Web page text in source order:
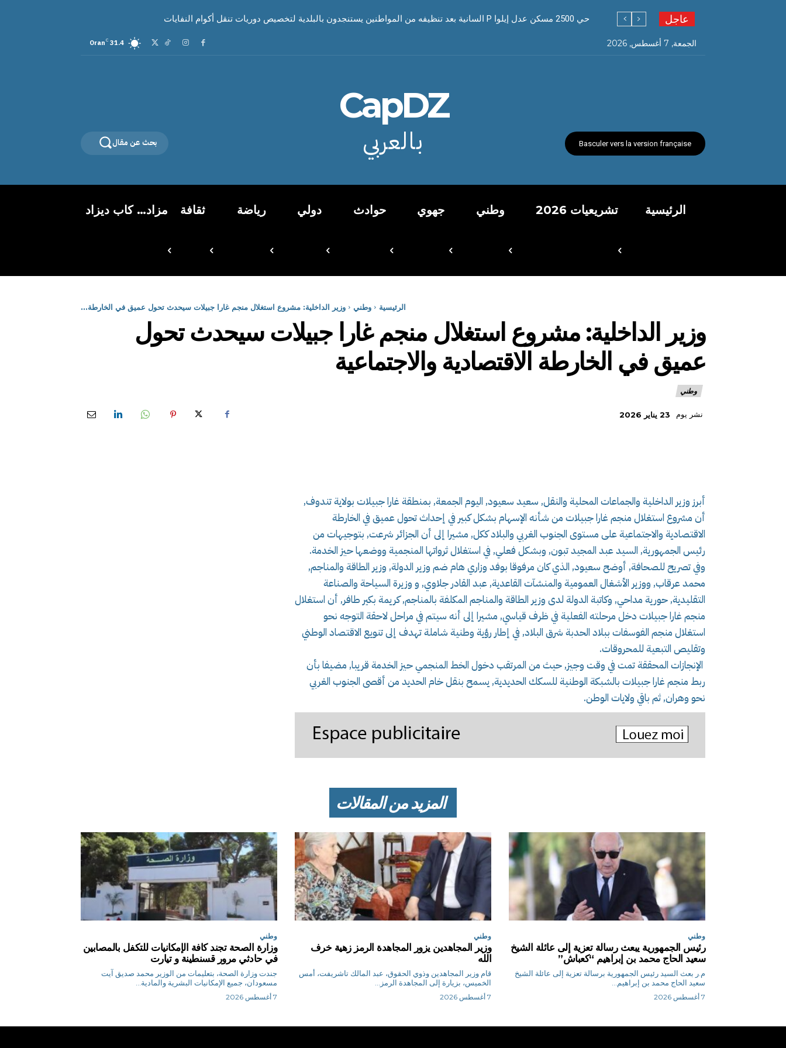
عاجل حي 2500 مسكن عدل إيلوا P السانية بعد تنظيفه من المواطنين يستنجدون بالبلدية لتخصيص دوريات تنقل أكوام النفايات
الجمعة, 7 أغسطس, 2026 31.4
C
Oran
Basculer vers la version française
CapDZ
بالعربي بحث عن مقال
الرئيسية تشريعيات 2026 وطني جهوي حوادث دولي رياضة ثقافة مزاد… كاب ديزاد
الرئيسية وطني وزير الداخلية: مشروع استغلال منجم غارا جبيلات سيحدث تحول عميق في الخارطة...
وزير الداخلية: مشروع استغلال منجم غارا جبيلات سيحدث تحول
عميق في الخارطة الاقتصادية والاجتماعية
وطني
نشر يوم 23 يناير 2026
أبرز وزير الداخلية والجماعات المحلية والنقل, سعيد سعيود, اليوم الجمعة, بمنطقة غارا جبيلات بولاية تندوف,
أن مشروع استغلال منجم غارا جبيلات من شأنه الإسهام بشكل كبير في إحداث تحول عميق في الخارطة
الاقتصادية والاجتماعية على مستوى الجنوب الغربي والبلاد ككل, مشيرا إلى أن الجزائر شرعت, بتوجيهات من
رئيس الجمهورية, السيد عبد المجيد تبون, وبشكل فعلي, في استغلال ثرواتها المنجمية ووضعها حيز الخدمة.
وفي تصريح للصحافة, أوضح سعيود, الذي كان مرفوقا بوفد وزاري هام ضم وزير الدولة, وزير الطاقة والمناجم,
محمد عرقاب, ووزير الأشغال العمومية والمنشآت القاعدية, عبد القادر جلاوي, و وزيرة السياحة والصناعة
التقليدية, حورية مداحي, وكاتبة الدولة لدى وزير الطاقة والمناجم المكلفة بالمناجم, كريمة بكير طافر, أن استغلال
منجم غارا جبيلات دخل مرحلته الفعلية في ظرف قياسي, مشيرا إلى أنه سيتم في مراحل لاحقة التوجه نحو
استغلال منجم الفوسفات ببلاد الحدبة شرق البلاد, في إطار رؤية وطنية شاملة تهدف إلى تنويع الاقتصاد الوطني
وتقليص التبعية للمحروقات.
الإنجازات المحققة تمت في وقت وجيز, حيث من المرتقب دخول الخط المنجمي حيز الخدمة قريبا, مضيفا بأن
ربط منجم غارا جبيلات بالشبكة الوطنية للسكك الحديدية, يسمح بنقل خام الحديد من أقصى الجنوب الغربي
نحو وهران, ثم باقي ولايات الوطن.
المزيد من المقالات
وطني
رئيس الجمهورية يبعث رسالة تعزية إلى عائلة الشيخ
سعيد الحاج محمد بن إبراهيم “كعباش”
م.ر بعث السيد رئيس الجمهورية برسالة تعزية إلى عائلة الشيخ
سعيد الحاج محمد بن إبراهيم...
7 أغسطس 2026
وطني
وزير المجاهدين يزور المجاهدة الرمز زهية خرف
الله
قام وزير المجاهدين وذوي الحقوق، عبد المالك تاشريفت، أمس
الخميس، بزيارة إلى المجاهدة الرمز...
7 أغسطس 2026
وطني
وزارة الصحة تجند كافة الإمكانيات للتكفل بالمصابين
في حادثي مرور قسنطينة و تيارت
جندت وزارة الصحة، بتعليمات من الوزير محمد صديق آيت
مسعودان، جميع الإمكانيات البشرية والمادية...
7 أغسطس 2026